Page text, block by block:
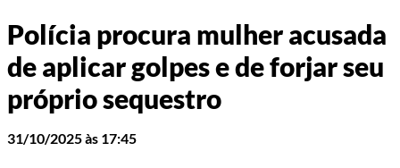
Polícia procura mulher acusada
de aplicar golpes e de forjar seu
próprio sequestro
31/10/2025 às 17:45